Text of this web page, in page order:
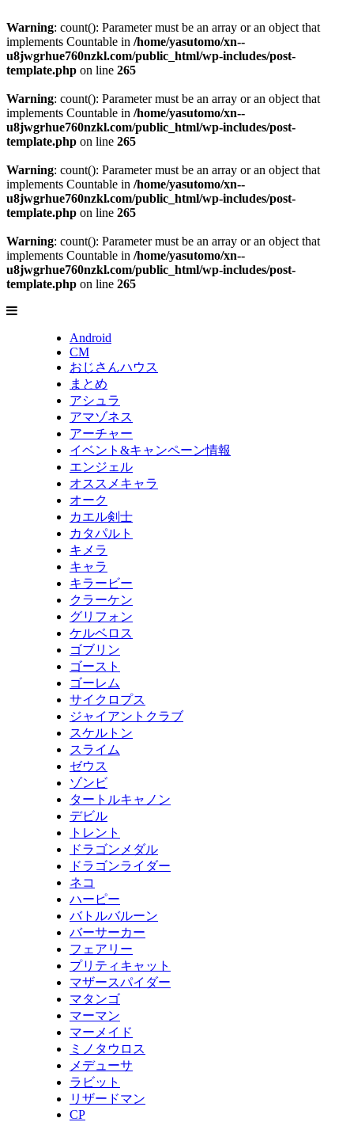
Warning: count(): Parameter must be an array or an object that
implements Countable in /home/yasutomo/xn--
u8jwgrhue760nzkl.com/public_html/wp-includes/post-
template.php on line 265
Warning: count(): Parameter must be an array or an object that
implements Countable in /home/yasutomo/xn--
u8jwgrhue760nzkl.com/public_html/wp-includes/post-
template.php on line 265
Warning: count(): Parameter must be an array or an object that
implements Countable in /home/yasutomo/xn--
u8jwgrhue760nzkl.com/public_html/wp-includes/post-
template.php on line 265
Warning: count(): Parameter must be an array or an object that
implements Countable in /home/yasutomo/xn--
u8jwgrhue760nzkl.com/public_html/wp-includes/post-
template.php on line 265
Android
CM
おじさんハウス
まとめ
アシュラ
アマゾネス
アーチャー
イベント&キャンペーン情報
エンジェル
オススメキャラ
オーク
カエル剣士
カタパルト
キメラ
キャラ
キラービー
クラーケン
グリフォン
ケルベロス
ゴブリン
ゴースト
ゴーレム
サイクロプス
ジャイアントクラブ
スケルトン
スライム
ゼウス
ゾンビ
タートルキャノン
デビル
トレント
ドラゴンメダル
ドラゴンライダー
ネコ
ハーピー
バトルバルーン
バーサーカー
フェアリー
プリティキャット
マザースパイダー
マタンゴ
マーマン
マーメイド
ミノタウロス
メデューサ
ラビット
リザードマン
CP